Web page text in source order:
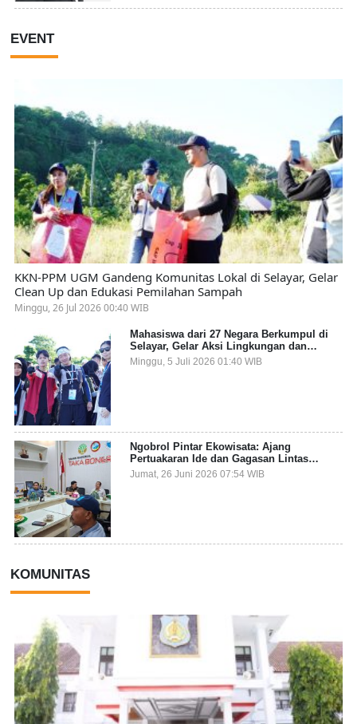
EVENT
KKN-PPM UGM Gandeng Komunitas Lokal di Selayar, Gelar
Clean Up dan Edukasi Pemilahan Sampah
Minggu, 26 Jul 2026 00:40 WIB
Mahasiswa dari 27 Negara Berkumpul di
Selayar, Gelar Aksi Lingkungan dan
Dalami Kearifan Lokal Bumi Tanadoang
Minggu, 5 Juli 2026 01:40 WIB
Ngobrol Pintar Ekowisata: Ajang
Pertuakaran Ide dan Gagasan Lintas
Sektor
Jumat, 26 Juni 2026 07:54 WIB
KOMUNITAS